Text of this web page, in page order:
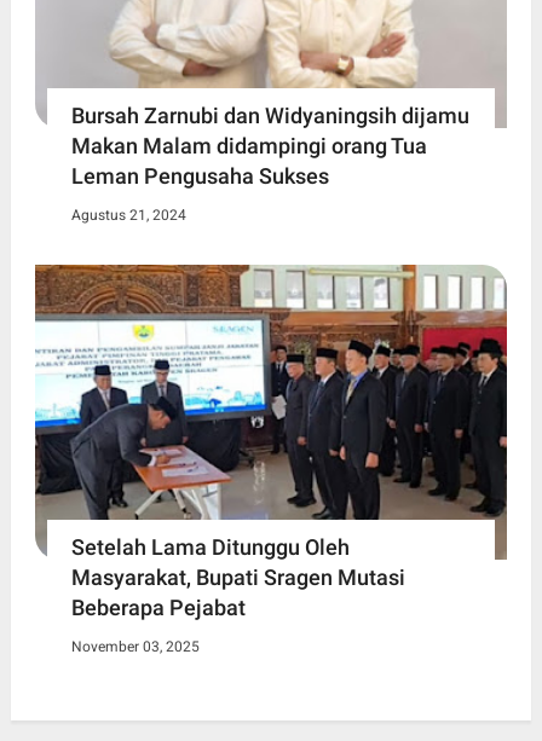
Bursah Zarnubi dan Widyaningsih dijamu
Makan Malam didampingi orang Tua
Leman Pengusaha Sukses
Agustus 21, 2024
Setelah Lama Ditunggu Oleh
Masyarakat, Bupati Sragen Mutasi
Beberapa Pejabat
November 03, 2025